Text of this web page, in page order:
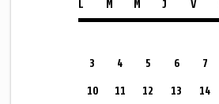
L M M J V
3 4 5 6 7
10 11 12 13 14